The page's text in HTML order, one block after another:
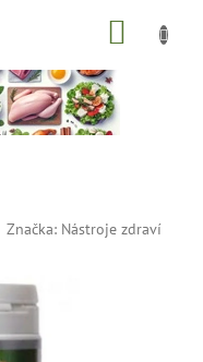
Značka: Nástroje zdraví